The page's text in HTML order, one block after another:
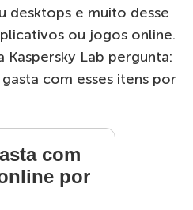
desktops e muito desse
ou jogos online.
Lab pergunta:
com esses itens por
com
por